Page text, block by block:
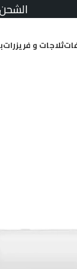
ثلاجات و فريزرات